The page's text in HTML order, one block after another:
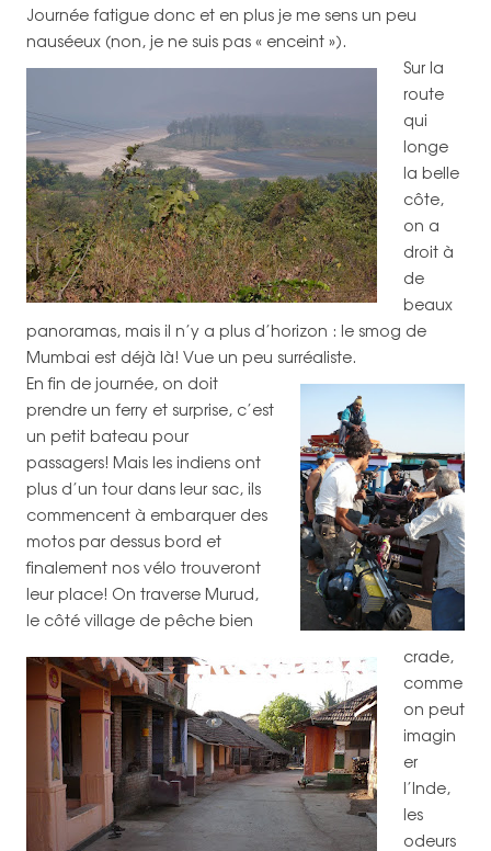
Journée fatigue donc et en plus je me sens un peu
nauséeux (non, je ne suis pas « enceint »).
Sur la
route
qui
longe
la belle
côte,
on a
droit à
de
beaux
panoramas, mais il n’y a plus d’horizon : le smog de
Mumbai est déjà là! Vue un peu surréaliste.
En fin de journée, on doit
prendre un ferry et surprise, c’est
un petit bateau pour
passagers! Mais les indiens ont
plus d’un tour dans leur sac, ils
commencent à embarquer des
motos par dessus bord et
finalement nos vélo trouveront
leur place! On traverse Murud,
le côté village de pêche bien
crade,
comme
on peut
imagin
er
l’Inde,
les
odeurs